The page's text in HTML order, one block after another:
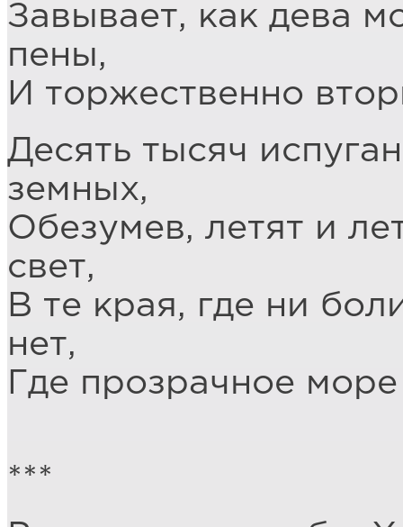
Завывает, как дева
пены,
И торжественно
Десять тысяч
земных,
Обезумев, летят и
свет,
В те края, где ни
нет,
Где прозрачное
***